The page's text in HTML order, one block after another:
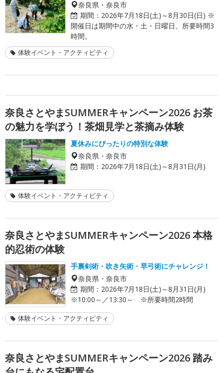
奈良県・奈良市
期間： 2026年7月18日(土)～8月30日(日) ※
開催日は期間中の水・土・日曜日。所要時間3
時間。
体験イベント・アクティビティ
奈良さとやまSUMMERキャンペーン2026 お茶
の魅力を学ぼう！茶畑見学と茶摘み体験
夏休みにぴったりの特別な体験
奈良県・奈良市
期間： 2026年7月18日(土)～8月31日(月)
体験イベント・アクティビティ
奈良さとやまSUMMERキャンペーン2026 本格
的忍術の体験
手裏剣術・吹き矢術・早弓術にチャレンジ！
奈良県・奈良市
期間： 2026年7月18日(土)～8月31日(月)
※10:00～／13:30～ ※所要時間2時間
体験イベント・アクティビティ
奈良さとやまSUMMERキャンペーン2026 踏み